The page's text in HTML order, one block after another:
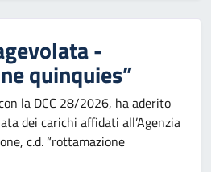
-
quinquies”
la DCC 28/2026, ha aderito
dei carichi affidati all’Agenzia
c.d. “rottamazione